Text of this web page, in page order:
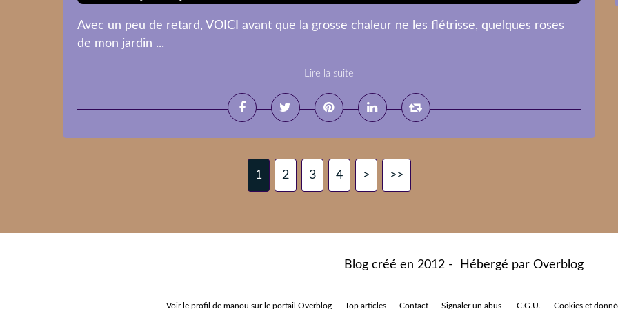
Avec un peu de retard, VOICI avant que la grosse chaleur ne les flétrisse, quelques roses
de mon jardin ...
Lire la suite
1 2 3 4 > >>
Blog créé en 2012 - Hébergé par Overblog
Voir le profil de manou sur le portail Overblog Top articles Contact Signaler un abus C.G.U. Cookies et